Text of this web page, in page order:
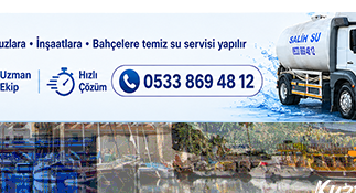
ÖNGÖRÜMÜZ YÜZDE 7.5 İLE 8.5 ARASINDA